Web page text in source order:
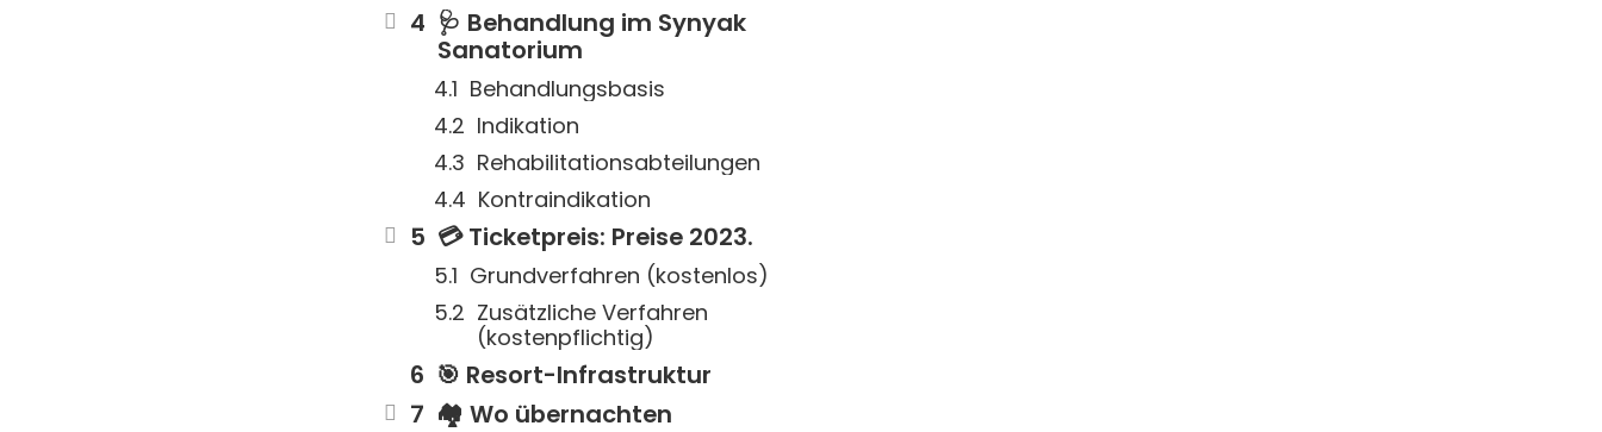
🩺 Behandlung im Synyak
Sanatorium
Behandlungsbasis
Indikation
Rehabilitationsabteilungen
Kontraindikation
💳 Ticketpreis: Preise 2023.
Grundverfahren (kostenlos)
Zusätzliche Verfahren
(kostenpflichtig)
🎯 Resort-Infrastruktur
🏘 Wo übernachten